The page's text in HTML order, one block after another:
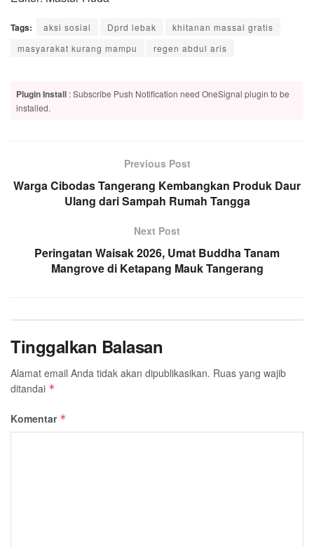
Tags: aksi sosial Dprd lebak
khitanan massal gratis
masyarakat kurang mampu
regen abdul aris
Plugin Install : Subscribe Push Notification need OneSignal plugin to be
installed.
Previous Post
Warga Cibodas Tangerang Kembangkan Produk Daur
Ulang dari Sampah Rumah Tangga
Next Post
Peringatan Waisak 2026, Umat Buddha Tanam
Mangrove di Ketapang Mauk Tangerang
Tinggalkan Balasan
Alamat email Anda tidak akan dipublikasikan. Ruas yang wajib
ditandai *
Komentar *